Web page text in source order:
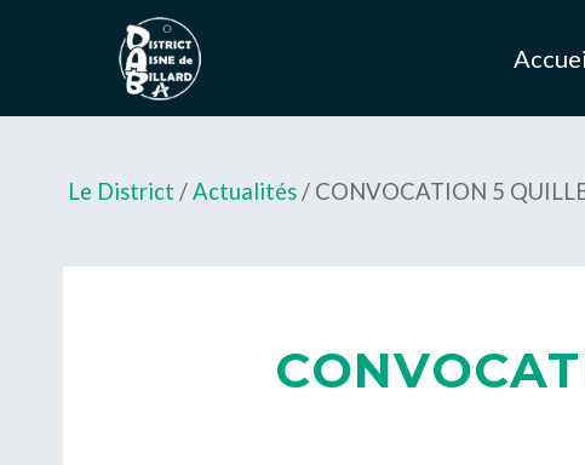
Le District /Actualités / CONVOCATION 5